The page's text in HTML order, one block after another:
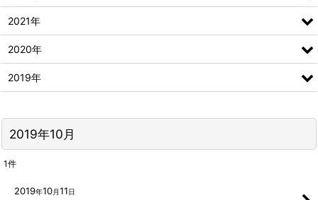
2019年10月
1件
2019年10月11日
2021年
2020年
2019年